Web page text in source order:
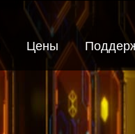
Цены